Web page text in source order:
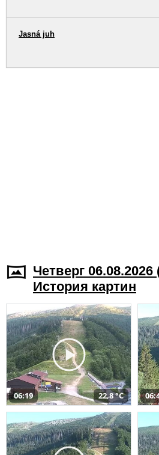
Jasná juh
Четверг 06.08.2026
История картин
06:19 22,8 °C